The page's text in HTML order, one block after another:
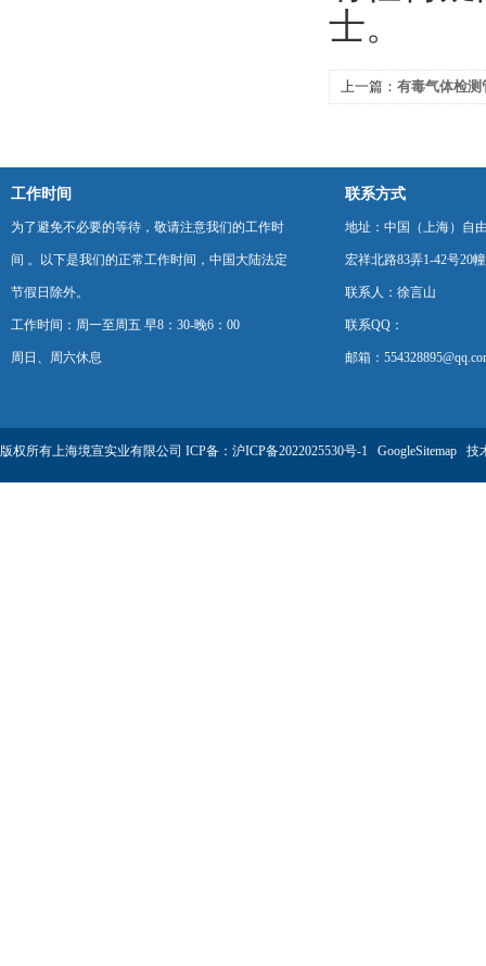
士。
上一篇： 有毒气体检测
工作时间
为了避免不必要的等待，敬请注意我们的工作时
间 。以下是我们的正常工作时间，中国大陆法定
节假日除外。
工作时间：周一至周五 早8：30-晚6：00
周日、周六休息
联系方式
地址：中国（上海）自
宏祥北路83弄1-42号20
联系人：徐言山
联系QQ：
邮箱：
版权所有上海境宣实业有限公司 ICP备： 沪ICP备2022025530号-1 GoogleSitemap 技